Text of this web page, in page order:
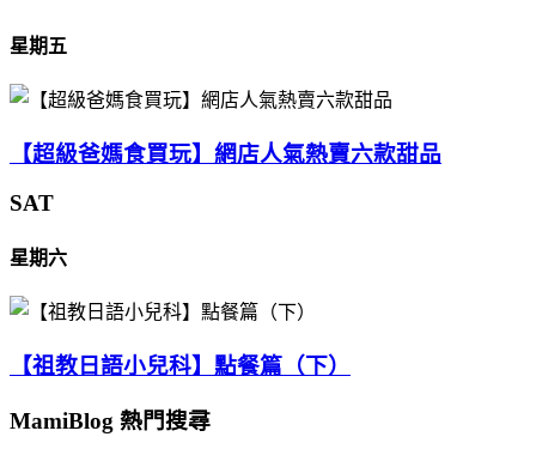
星期五
【超級爸媽食買玩】網店人氣熱賣六款甜品
SAT
星期六
【祖教日語小兒科】點餐篇（下）
MamiBlog 熱門搜尋